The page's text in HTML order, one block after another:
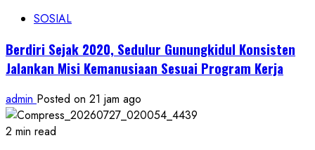
SOSIAL
Berdiri Sejak 2020, Sedulur Gunungkidul Konsisten
Jalankan Misi Kemanusiaan Sesuai Program Kerja
admin Posted on 21 jam ago
2 min read